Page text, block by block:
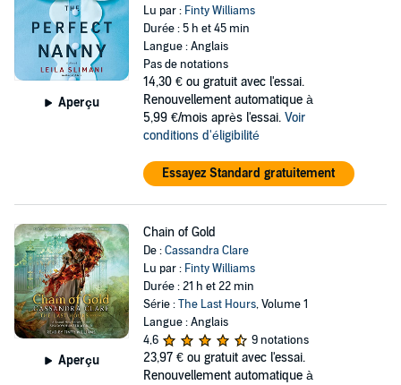
Aperçu
Lu par : Finty Williams
Durée : 5 h et 45 min
Langue : Anglais
Pas de notations
14,30 € ou gratuit avec l'essai.
Renouvellement automatique à
5,99 €/mois après l'essai. Voir
conditions d'éligibilité
Essayez Standard gratuitement
Aperçu
Chain of Gold
De :Cassandra Clare
Lu par : Finty Williams
Durée : 21 h et 22 min
Série :The Last Hours, Volume 1
Langue : Anglais
4,6
9 notations
23,97 € ou gratuit avec l'essai.
Renouvellement automatique à